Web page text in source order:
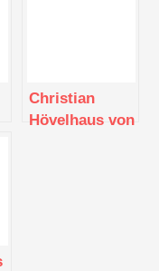
Christian
Hövelhaus von